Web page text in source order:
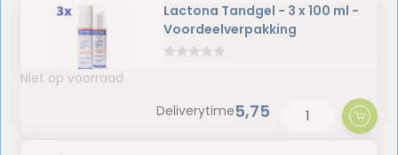
Lactona Tandgel - 3 x 100 ml -
Voordeelverpakking
Niet op voorraad
Deliverytime5,75